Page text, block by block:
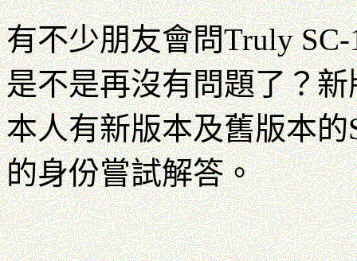
有不少朋友會問Truly
是不是再沒有問題了？
本人有新版本及舊版本
的身份嘗試解答。